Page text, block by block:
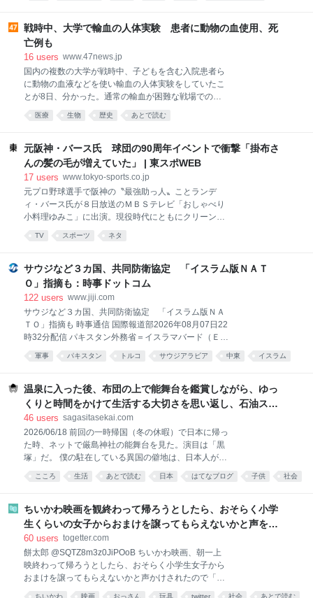
の通達が関係者に入ったそうです。それだけ局側が佐
藤さんの行為を問題視したということでしょう」 なお
フ
のドラフト、大手APIの実装）で確認した結果をまとめます。きっかけ
は2014年の『Web API: The Good Parts』を読んで、そこにあった「仕
様に従う、仕様がなければデファクトに従う」という指針の、その仕様
「その領域で何をすればいいか」と「その根拠はどこにあるか（正式な
RFCなのか、標
戦時中、大学で輸血の人体実験 患者に動物の血使用、死
亡例も
16 users www.47news.jp
国内の複数の大学が戦時中、子どもを含む入院患者ら
に動物の血液などを使い輸血の人体実験をしていたこ
とが8日、分かった。通常の輸血が困難な戦場での応
用を意図した実験が多く、死者も出ていた。戦争と医
学の問題に詳しい吉中丈志・京都大医学部臨床教授
遂行への協力で、非倫理的な人体実験のハードルが下
がっていたと考えられる」と指摘する。 京都府立医
大、九州帝国大（現九州大）、熊本医大（現熊本大）
異なる「異型血（不適合血）」、動物由来の「異種
血」を注入していた。 1937年の日中戦争開始前から
太平洋戦争期までの実験の論文が、当時の医学誌など
に掲載されていることを吉中氏と共同通信が確認し
9歳男児は、21日間保存した血漿
医療 生物 歴史 あとで読む
元阪神・バース氏 球団の90周年イベントで衝撃「掛布さ
んの髪の毛が増えていた」 | 東スポWEB
17 users www.tokyo-sports.co.jp
元プロ野球選手で阪神の〝最強助っ人〟ことランデ
ィ・バース氏が８日放送のＭＢＳテレビ「おしゃべり
小料理ゆみこ」に出演。現役時代にともにクリーンア
た。 大の虎党として知られるＭＣの有働由美子から、
イガースの選手はみんなスピードがある。掛布さんも
岡田さんもみんな遅かった」と指摘。「その代わりに
私たちはホームランを打った」と付け加え、ニッコリ
と質問すると、バース氏は「阪神タイガース９０周年
のイベントに呼ばれて久しぶりに来日してビックリし
たのが、掛布さんの髪の毛が増えていたんだよ。それ
に一番驚いたんだ」とニヤリ。 それに爆笑した有働が
氏は「でも、岡田さんは髪の毛
TV スポーツ ネタ
サウジなど３カ国、共同防衛協定 「イスラム版ＮＡＴ
Ｏ」指摘も：時事ドットコム
122 users www.jiji.com
サウジなど３カ国、共同防衛協定 「イスラム版ＮＡ
ＴＯ」指摘も 時事通信 国際報道部2026年08月07日22
時32分配信 パキスタン外務省＝イスラマバード（ＥＰ
Ａ時事） 【ニューデリー時事】サウジアラビアとパキ
スタン、トルコの３カ国は７日、共同防衛協定を結ん
する攻撃は３カ国すべてに対する攻撃とみなされる」
としている。有事の際は核兵器を持つパキスタンが
「核の傘」を提供する可能性がある。 航行自由確保へ
「メッカ共同防衛協定」。イランがサウジなど湾岸諸
国にある米軍基地への攻撃を繰り返していることや、
強大な軍事力を持つイスラエルの存在が締結の背景に
あるもようだ。３カ国はいずれもイスラム教が国教ま
Ｏ）」と警戒す
軍事 パキスタン トルコ サウジアラビア 中東 イスラム
温泉に入った後、布団の上で能舞台を鑑賞しながら、ゆっ
くりと時間をかけて生活する大切さを思い返し、石油スト
ーブの匂いと小学生時代の懐かしい一場面を思い出したこ
と - 失われた世界を探して
46 users sagasitasekai.com
2026/06/18 前回の一時帰国（冬の休暇）で日本に帰っ
た時、ネットで厳島神社の能舞台を見た。演目は「黒
塚」だ。 僕の駐在している異国の僻地は、日本人がほ
とんどおらず、なので日本を感じられるものがほとん
ど存在しないから、日本に帰った時にはついつい、反
まう。 そう、普段は諦めの境地でそんな気持ちは殺し
切っているのに、日本の空港に降り立ち、いざ久しぶ
りに故国の地を踏むと、刺身が食べたい、寿司が食べ
行ってあの仏像たちに逢いたい、地元の神社の境内の
ベンチに座って青空を見上げたい、団子が食べたい、
なんて、それまで押さえつけていた「日本を味わいた
いのです」という欲求が次々と溢れ出し、それは短い
こころ 生活 あとで読む 日本 はてなブログ 子供 社会
ちいかわ映画を観終わって帰ろうとしたら、おそらく小学
生くらいの女子からおまけを譲ってもらえないかと声をか
けられたが、おっさんはこのように返答しました
60 users togetter.com
餅太郎 @SQTZ8m3z0JiPOoB ちいかわ映画、朝一上
映終わって帰ろうとしたら、おそらく小学生女子から
おまけを譲ってもらえないかと声かけされたので「こ
んな時間に一人でちいかわ見に来るようなおっさんは
ちいかわ 映画 おっさん 玩具 twitter 社会 あとで読む